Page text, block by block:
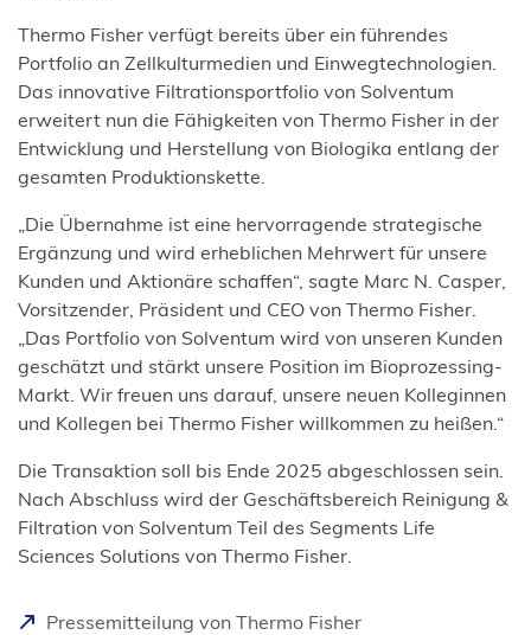
Thermo Fisher verfügt bereits über ein führendes
Portfolio an Zellkulturmedien und Einwegtechnologien.
Das innovative Filtrationsportfolio von Solventum
erweitert nun die Fähigkeiten von Thermo Fisher in der
Entwicklung und Herstellung von Biologika entlang der
gesamten Produktionskette.
„Die Übernahme ist eine hervorragende strategische
Ergänzung und wird erheblichen Mehrwert für unsere
Kunden und Aktionäre schaffen“, sagte Marc N. Casper,
Vorsitzender, Präsident und CEO von Thermo Fisher.
„Das Portfolio von Solventum wird von unseren Kunden
geschätzt und stärkt unsere Position im Bioprozessing-
Markt. Wir freuen uns darauf, unsere neuen Kolleginnen
und Kollegen bei Thermo Fisher willkommen zu heißen.“
Die Transaktion soll bis Ende 2025 abgeschlossen sein.
Nach Abschluss wird der Geschäftsbereich Reinigung &
Filtration von Solventum Teil des Segments Life
Sciences Solutions von Thermo Fisher.
Pressemitteilung von Thermo Fisher
(